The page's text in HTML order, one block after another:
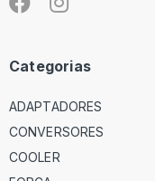
Categorias
ADAPTADORES
CONVERSORES
COOLER